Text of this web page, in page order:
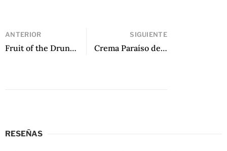
ANTERIOR
Fruit of the Drunken Tree de Ingrid Rojas Contreras
SIGUIENTE
Crema Paraíso de Camilo Pino
RESEÑAS